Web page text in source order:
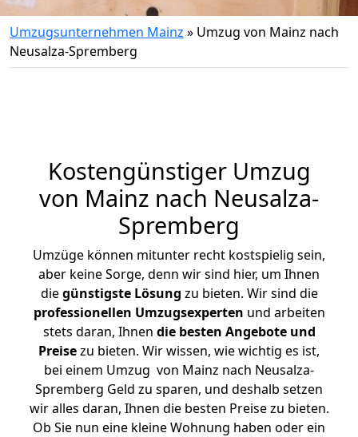
Umzugsunternehmen Mainz » Umzug von Mainz nach
Neusalza-Spremberg
Kostengünstiger Umzug
von Mainz nach Neusalza-
Spremberg
Umzüge können mitunter recht kostspielig sein,
aber keine Sorge, denn wir sind hier, um Ihnen
diegünstigste Lösung zu bieten. Wir sind die
professionellen Umzugsexperten und arbeiten
stets daran, Ihnen die besten Angebote und
Preisezu bieten. Wir wissen, wie wichtig es ist,
bei einem Umzug von Mainz nach Neusalza-
Spremberg Geld zu sparen, und deshalb setzen
wir alles daran, Ihnen die besten Preise zu bieten.
Ob Sie nun eine kleine Wohnung haben oder ein